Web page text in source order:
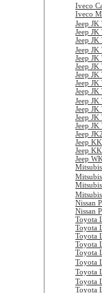
Iveco
Iveco
Jeep
Jeep
Jeep
Jeep JK
Jeep JK
Jeep
Jeep JK
Jeep
Jeep
Jeep
Jeep
Jeep
Jeep
Jeep
Jeep
Jeep
Jeep
Nissan
Nissan
Toyota
Toyota
Toyota
Toyota
Toyota
Toyota
Toyota
Toyota
Toyota